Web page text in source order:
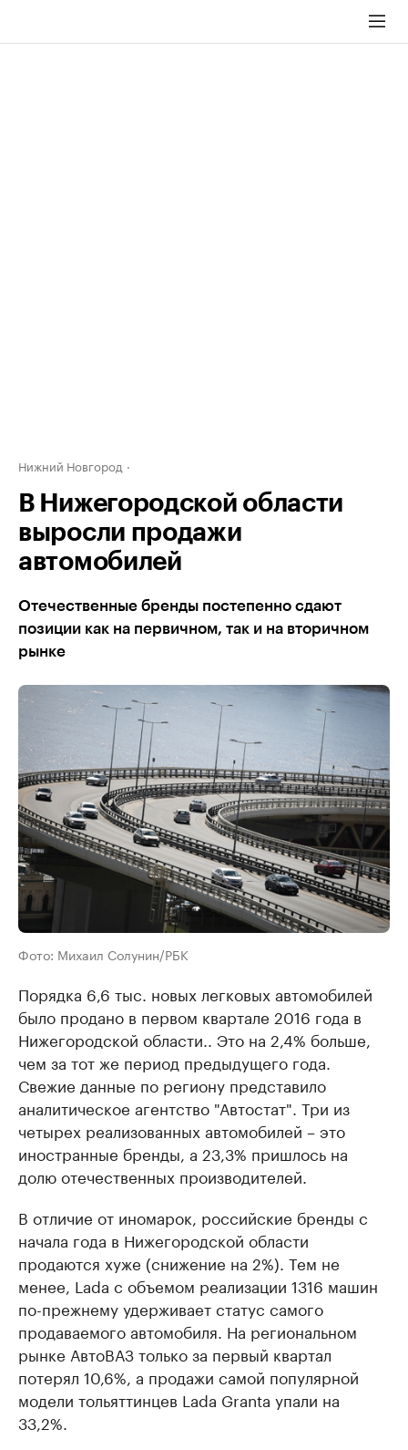
Нижний Новгород
В Нижегородской области
выросли продажи
автомобилей
Отечественные бренды постепенно сдают
позиции как на первичном, так и на вторичном
рынке
Фото: Михаил Солунин/РБК
Порядка 6,6 тыс. новых легковых автомобилей
было продано в первом квартале 2016 года в
Нижегородской области.. Это на 2,4% больше,
чем за тот же период предыдущего года.
Свежие данные по региону представило
аналитическое агентство "Автостат". Три из
четырех реализованных автомобилей – это
иностранные бренды, а 23,3% пришлось на
долю отечественных производителей.
В отличие от иномарок, российские бренды с
начала года в Нижегородской области
продаются хуже (снижение на 2%). Тем не
менее, Lada с объемом реализации 1316 машин
по-прежнему удерживает статус самого
продаваемого автомобиля. На региональном
рынке АвтоВАЗ только за первый квартал
потерял 10,6%, а продажи самой популярной
модели тольяттинцев Lada Granta упали на
33,2%.